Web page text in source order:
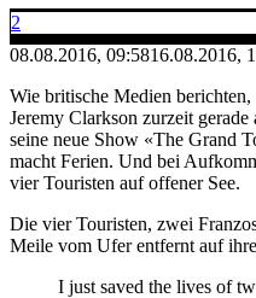
2
08.08.2016, 09:5816.08.2016,
Wie britische Medien
Jeremy Clarkson zurzeit
seine neue Show «The Grand
macht Ferien. Und bei
vier Touristen auf offener See.
Die vier Touristen, zwei
Meile vom Ufer entfernt auf
I just saved the lives of